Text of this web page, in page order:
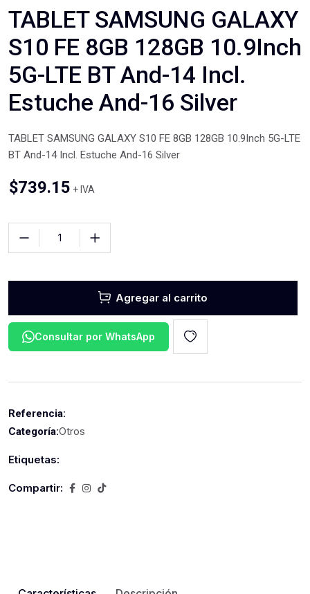
TABLET SAMSUNG GALAXY
S10 FE 8GB 128GB 10.9Inch
5G-LTE BT And-14 Incl.
Estuche And-16 Silver
TABLET SAMSUNG GALAXY S10 FE 8GB 128GB 10.9Inch 5G-LTE
BT And-14 Incl. Estuche And-16 Silver
$739.15 + IVA
Agregar al carrito
Consultar por WhatsApp
Referencia:
Categoría:Otros
Etiquetas:
Compartir: